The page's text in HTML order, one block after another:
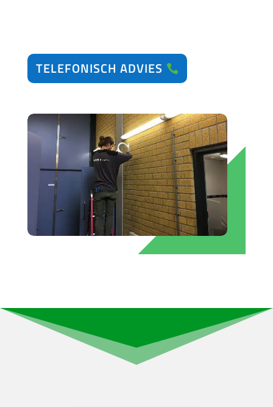
TELEFONISCH ADVIES